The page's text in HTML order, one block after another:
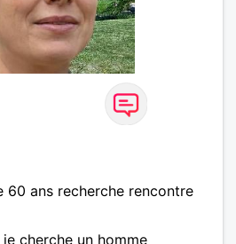
60 ans recherche rencontre
cherche un homme